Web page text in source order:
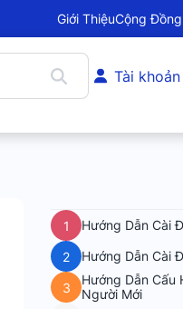
Giới ThiệuCộng
Tài khoản
1 Hướng Dẫn Cài
2 Hướng Dẫn Cài
3
Hướng Dẫn Cấu
Người Mới